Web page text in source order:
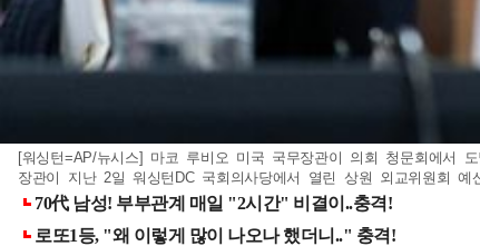
[워싱턴=AP/뉴시스] 마코 루비오 미국 국무장관이 의회 청문회에서
장관이 지난 2일 워싱턴DC 국회의사당에서 열린 상원 외교위원회